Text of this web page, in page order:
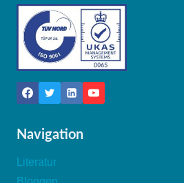
Navigation
Literatur